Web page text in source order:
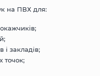
на ПВХ для:
і закладів;
точок;